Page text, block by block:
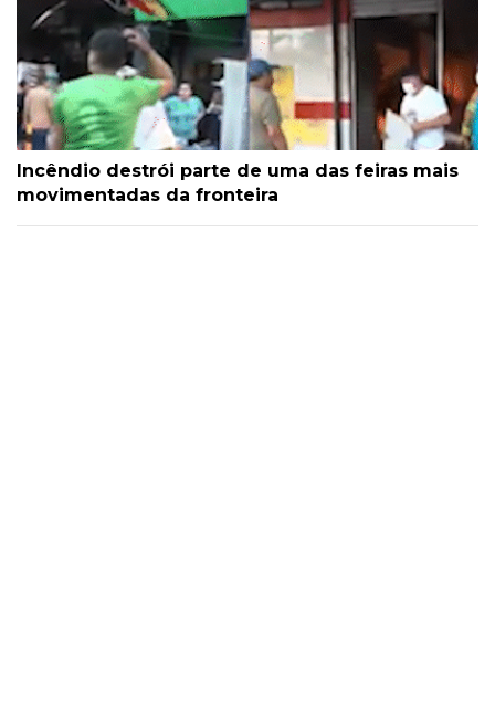
Incêndio destrói parte de uma das feiras mais
movimentadas da fronteira